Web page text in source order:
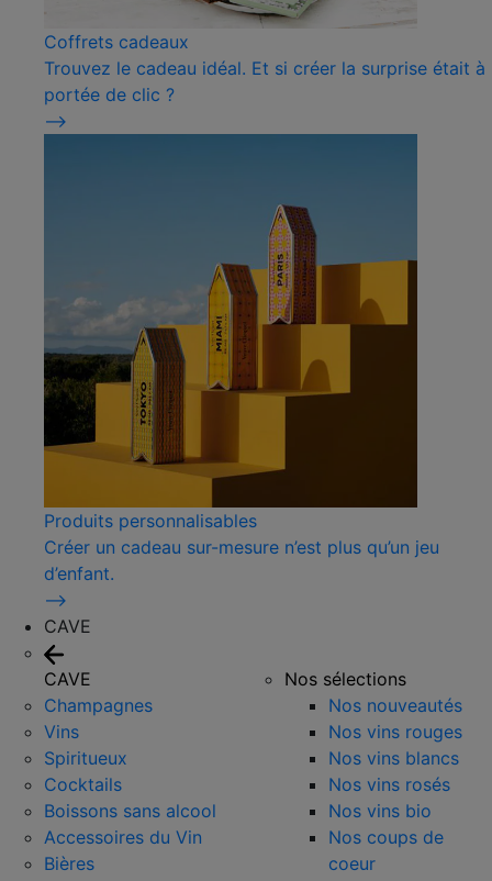
Coffrets cadeaux
Trouvez le cadeau idéal. Et si créer la surprise était à
portée de clic ?
⟶
Produits personnalisables
Créer un cadeau sur-mesure n’est plus qu’un jeu
d’enfant.
⟶
CAVE
CAVE
Champagnes
Vins
Spiritueux
Cocktails
Boissons sans alcool
Accessoires du Vin
Bières
Nos sélections
Nos nouveautés
Nos vins rouges
Nos vins blancs
Nos vins rosés
Nos vins bio
Nos coups de
coeur